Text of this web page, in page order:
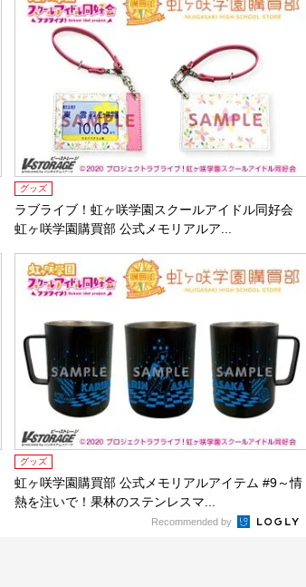
グッズ
ラブライブ！虹ヶ咲学園スクールアイドル同好会
虹ヶ咲学園購買部 公式メモリアルア...
グッズ
虹ヶ咲学園購買部 公式メモリアルアイテム #9～情
熱を注いで！果林のステンレスマ...
Recommended by